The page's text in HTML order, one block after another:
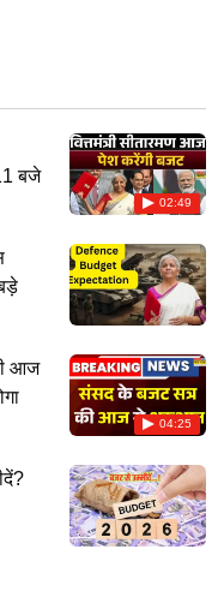
02:49
बजे
04:25
आज